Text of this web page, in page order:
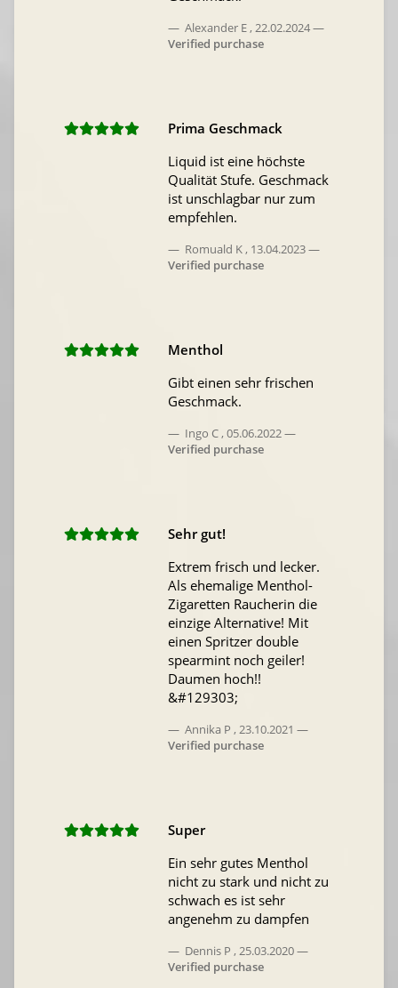
Alexander E,22.02.2024
Verified purchase
Prima Geschmack
Liquid ist eine höchste
Qualität Stufe. Geschmack
ist unschlagbar nur zum
empfehlen.
Romuald K, 13.04.2023
Verified purchase
Menthol
Gibt einen sehr frischen
Geschmack.
Ingo C,05.06.2022
Verified purchase
Sehr gut!
Extrem frisch und lecker.
Als ehemalige Menthol-
Zigaretten Raucherin die
einzige Alternative! Mit
einen Spritzer double
spearmint noch geiler!
Daumen hoch!!
&#129303;
Annika P , 23.10.2021
Verified purchase
Super
Ein sehr gutes Menthol
nicht zu stark und nicht zu
schwach es ist sehr
angenehm zu dampfen
Dennis P , 25.03.2020
Verified purchase